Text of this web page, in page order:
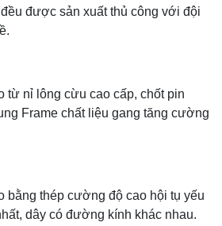
được sản xuất thủ công với đội
từ nỉ lông cừu cao cấp, chốt pin
Frame chất liệu gang tăng cường
bằng thép cường độ cao hội tụ yếu
dây có đường kính khác nhau.